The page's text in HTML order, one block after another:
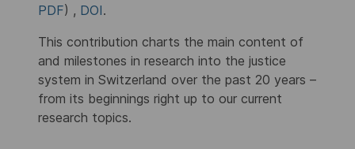
PDF) , DOI.
This contribution charts the main content of
and milestones in research into the justice
system in Switzerland over the past 20 years –
from its beginnings right up to our current
research topics.